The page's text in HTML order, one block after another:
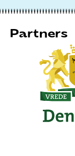
Partners